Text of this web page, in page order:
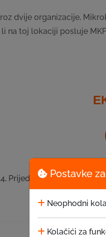
Postavke
Neophodni
Kolačići za
dvije organizacije,
na toj lokaciji posluje
Prijedor
+387